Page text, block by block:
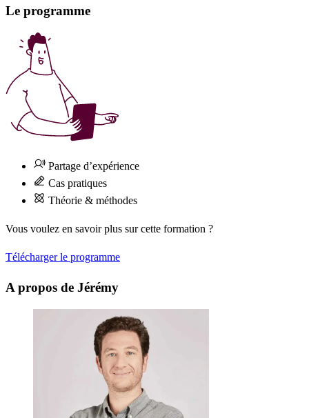
Le programme
Partage d’expérience
Cas pratiques
Théorie & méthodes
Vous voulez en savoir plus sur cette formation ?
Télécharger le programme
A propos de Jérémy